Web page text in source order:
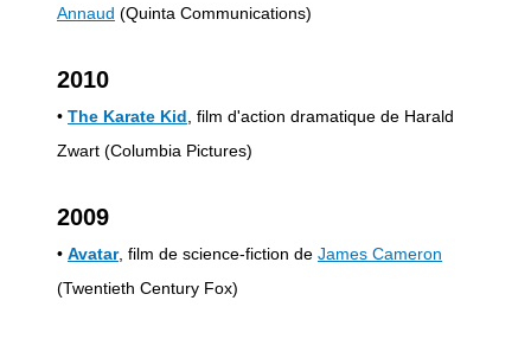
Annaud (Quinta Communications)
2010
• The Karate Kid , film d'action dramatique de Harald
Zwart (Columbia Pictures)
2009
• Avatar, film de science-fiction de James Cameron
(Twentieth Century Fox)